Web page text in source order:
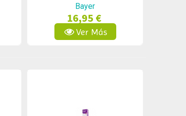
Bayer
16,95 €
Ver Más